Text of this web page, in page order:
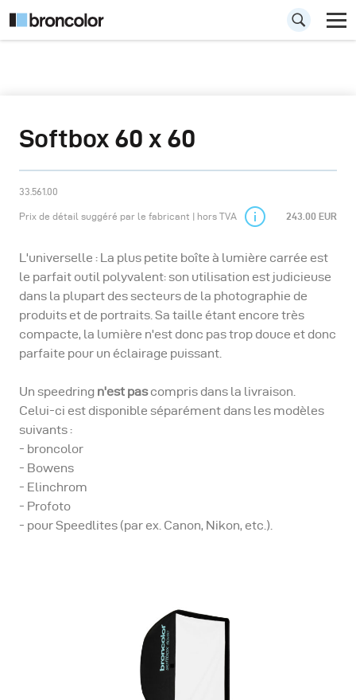
Softbox 60 x 60
33.561.00
Prix de détail suggéré par le fabricant | hors TVA 243.00 EUR
L'universelle : La plus petite boîte à lumière carrée est
le parfait outil polyvalent: son utilisation est judicieuse
dans la plupart des secteurs de la photographie de
produits et de portraits. Sa taille étant encore très
compacte, la lumière n'est donc pas trop douce et donc
parfaite pour un éclairage puissant.
Un speedring n'est pascompris dans la livraison.
Celui-ci est disponible séparément dans les modèles
suivants :
- broncolor
- Bowens
- Elinchrom
- Profoto
- pour Speedlites (par ex. Canon, Nikon, etc.).